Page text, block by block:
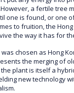
a fertile tree
one is found, or one
to fruition, the
the way it has for
chosen as Hong
the merging of
plant is itself a
new technology